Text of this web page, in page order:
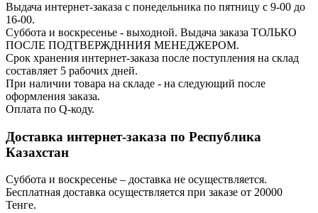
Выдача интернет-заказа с понедельника по пятницу с 9-00 до
16-00.
Суббота и воскресенье - выходной. Выдача заказа ТОЛЬКО
ПОСЛЕ ПОДТВЕРЖДННИЯ МЕНЕДЖЕРОМ.
Срок хранения интернет-заказа после поступления на склад
составляет 5 рабочих дней.
При наличии товара на складе - на следующий после
оформления заказа.
Оплата по Q-коду.
Доставка интернет-заказа по Республика
Казахстан
Суббота и воскресенье – доставка не осуществляется.
Бесплатная доставка осуществляется при заказе от 20000
Тенге.